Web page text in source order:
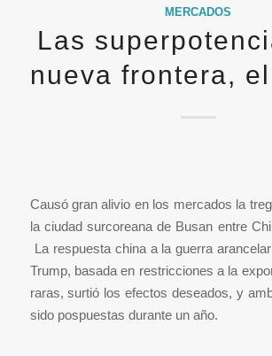
MERCADOS
Las
nueva frontera,
Causó gran alivio en los mercados la
la ciudad surcoreana de Busan entre
La respuesta china a la guerra
Trump, basada en restricciones a la
raras, surtió los efectos deseados, y
sido pospuestas durante un año.